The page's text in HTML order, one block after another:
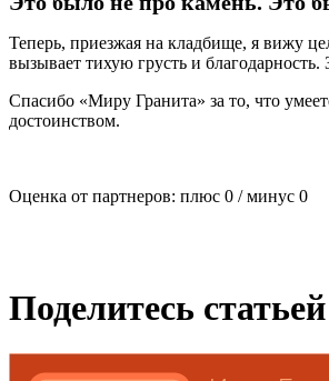
Теперь, приезжая на кладбище, я вижу
вызывает тихую грусть и
Спасибо «Миру Гранита» за то, что
достоинством.
Оценка от партнеров: плюс 0 / минус 0
Поделитесь